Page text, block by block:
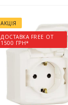
АКЦІЯ
ДОСТАВКА FREE ОТ
1500 ГРН*